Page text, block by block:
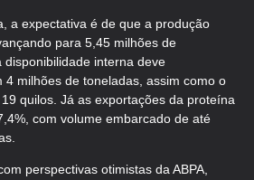
a expectativa é de que a produção
para 5,45 milhões de
interna deve
4 milhões de toneladas, assim como o
quilos. Já as exportações da proteína
com volume embarcado de até
perspectivas otimistas da ABPA,